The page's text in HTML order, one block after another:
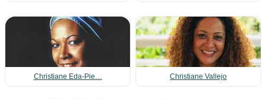
Christiane Eda-Pie… Christiane Vallejo